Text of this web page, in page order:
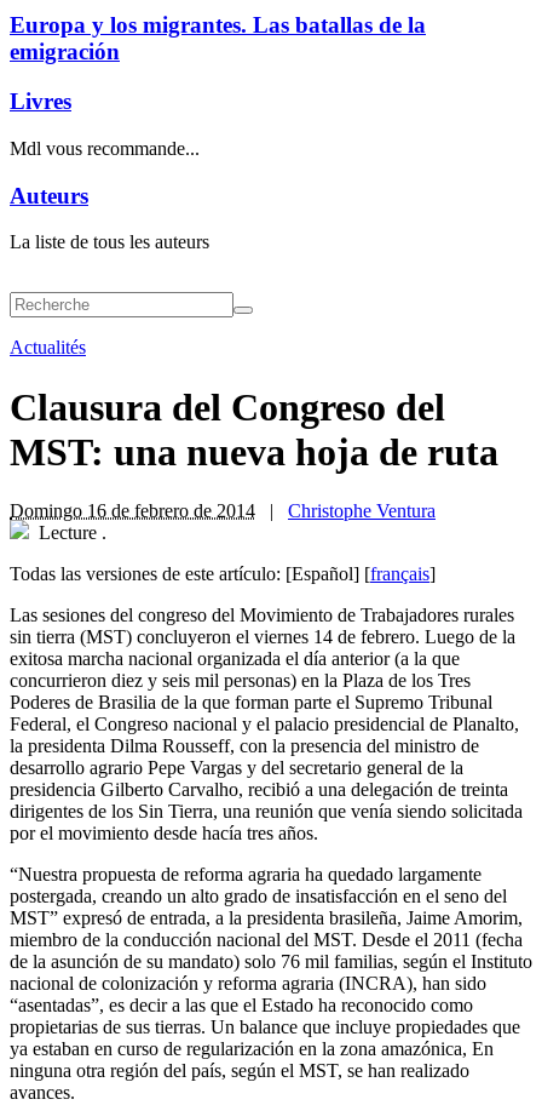
Europa y los migrantes. Las batallas de la
emigración
Livres
Mdl vous recommande...
Auteurs
La liste de tous les auteurs
Actualités
Clausura del Congreso del
MST: una nueva hoja de ruta
Domingo 16 de febrero de 2014 | Christophe Ventura
Lecture .
Todas las versiones de este artículo: [Español] [français]
Las sesiones del congreso del Movimiento de Trabajadores rurales
sin tierra (MST) concluyeron el viernes 14 de febrero. Luego de la
exitosa marcha nacional organizada el día anterior (a la que
concurrieron diez y seis mil personas) en la Plaza de los Tres
Poderes de Brasilia de la que forman parte el Supremo Tribunal
Federal, el Congreso nacional y el palacio presidencial de Planalto,
la presidenta Dilma Rousseff, con la presencia del ministro de
desarrollo agrario Pepe Vargas y del secretario general de la
presidencia Gilberto Carvalho, recibió a una delegación de treinta
dirigentes de los Sin Tierra, una reunión que venía siendo solicitada
por el movimiento desde hacía tres años.
“Nuestra propuesta de reforma agraria ha quedado largamente
postergada, creando un alto grado de insatisfacción en el seno del
MST” expresó de entrada, a la presidenta brasileña, Jaime Amorim,
miembro de la conducción nacional del MST. Desde el 2011 (fecha
de la asunción de su mandato) solo 76 mil familias, según el Instituto
nacional de colonización y reforma agraria (INCRA), han sido
“asentadas”, es decir a las que el Estado ha reconocido como
propietarias de sus tierras. Un balance que incluye propiedades que
ya estaban en curso de regularización en la zona amazónica, En
ninguna otra región del país, según el MST, se han realizado
avances.